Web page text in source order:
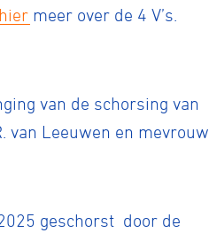
hier meer over de 4 V’s.
van de schorsing van
van Leeuwen en mevrouw
geschorst door de